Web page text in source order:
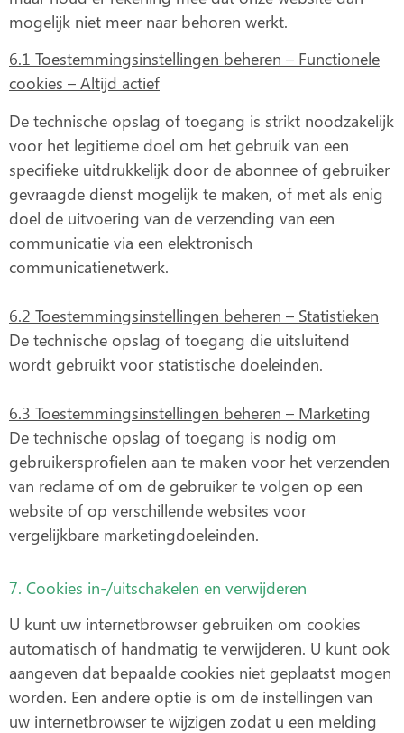
mogelijk niet meer naar behoren werkt.
6.1 Toestemmingsinstellingen beheren – Functionele
cookies – Altijd actief
De technische opslag of toegang is strikt noodzakelijk
voor het legitieme doel om het gebruik van een
specifieke uitdrukkelijk door de abonnee of gebruiker
gevraagde dienst mogelijk te maken, of met als enig
doel de uitvoering van de verzending van een
communicatie via een elektronisch
communicatienetwerk.
6.2 Toestemmingsinstellingen beheren – Statistieken
De technische opslag of toegang die uitsluitend
wordt gebruikt voor statistische doeleinden.
6.3 Toestemmingsinstellingen beheren – Marketing
De technische opslag of toegang is nodig om
gebruikersprofielen aan te maken voor het verzenden
van reclame of om de gebruiker te volgen op een
website of op verschillende websites voor
vergelijkbare marketingdoeleinden.
7. Cookies in-/uitschakelen en verwijderen
U kunt uw internetbrowser gebruiken om cookies
automatisch of handmatig te verwijderen. U kunt ook
aangeven dat bepaalde cookies niet geplaatst mogen
worden. Een andere optie is om de instellingen van
uw internetbrowser te wijzigen zodat u een melding